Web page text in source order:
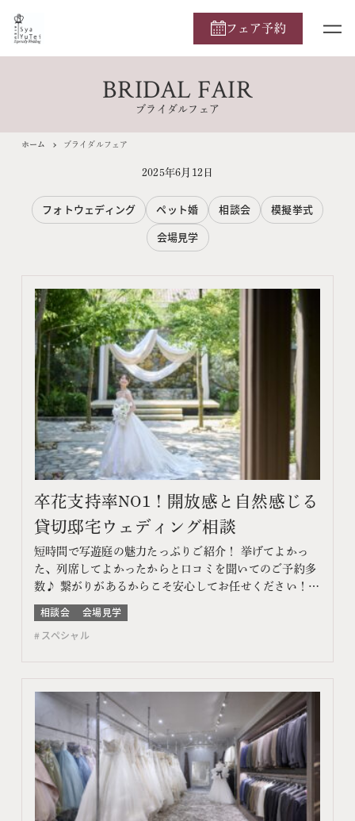
フェア予約
BRIDAL FAIR
ブライダルフェア
ホーム ブライダルフェア
2025年6月12日
フォトウェディング ペット婚 相談会
模擬挙式
会場見学
卒花支持率NO1！開放感と自然感じる
貸切邸宅ウェディング相談
短時間で写遊庭の魅力たっぷりご紹介！ 挙げてよかっ
た、列席してよかったからと口コミを聞いてのご予約多
数♪ 繋がりがあるからこそ安心してお任せください！
このフェアに含まれるコンテンツ フェア特典 特典内容
WEBサイトよりフェア予約をしていただき、ご来館いた
だいた方限定でエンゲージメントフォトをプレゼント♪
相談会
会場見学
スペシャル